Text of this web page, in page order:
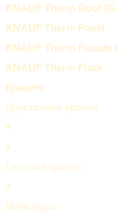
KNAUF Therm Roof
KNAUF Therm Panel
KNAUF Therm Facade
KNAUF Therm Floor
Кровля
Двускатные кровли
+
+
Плоские кровли
+
Мансарды